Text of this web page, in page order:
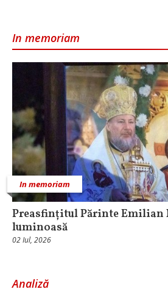
In memoriam
In memoriam
Preasfințitul Părinte Emilian
luminoasă
02 Iul, 2026
Analiză